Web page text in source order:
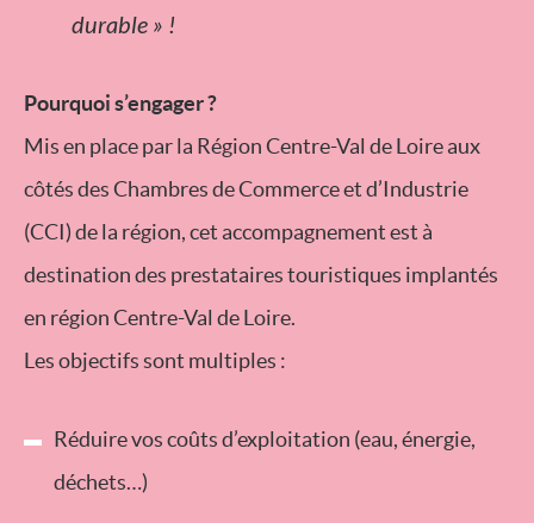
durable » !
Pourquoi s’engager ?
Mis en place par la Région Centre-Val de Loire aux
côtés des Chambres de Commerce et d’Industrie
(CCI) de la région, cet accompagnement est à
destination des prestataires touristiques implantés
en région Centre-Val de Loire.
Les objectifs sont multiples :
Réduire vos coûts d’exploitation (eau, énergie,
déchets…)